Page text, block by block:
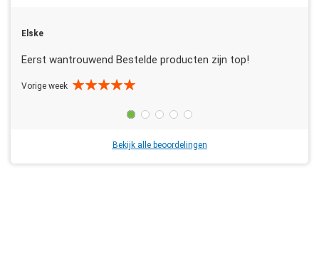
Elske
Eerst wantrouwend Bestelde producten zijn top!
Vorige week
Bekijk alle beoordelingen